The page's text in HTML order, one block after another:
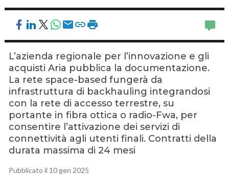
L’azienda regionale per l’innovazione e gli
acquisti Aria pubblica la documentazione.
La rete space-based fungerà da
infrastruttura di backhauling integrandosi
con la rete di accesso terrestre, su
portante in fibra ottica o radio-Fwa, per
consentire l’attivazione dei servizi di
connettività agli utenti finali. Contratti della
durata massima di 24 mesi
Pubblicato il 10 gen 2025